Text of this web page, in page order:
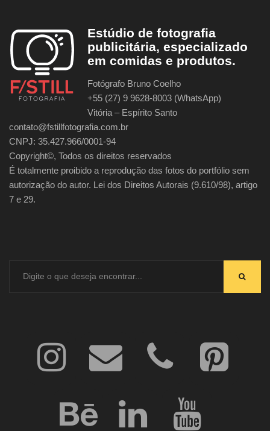
Estúdio de fotografia
publicitária, especializado
em comidas e produtos.
Fotógrafo Bruno Coelho
+55 (27) 9 9628-8003 (WhatsApp)
Vitória – Espírito Santo
contato@fstillfotografia.com.br
CNPJ: 35.427.966/0001-94
Copyright©, Todos os direitos reservados
É totalmente proibido a reprodução das fotos do portfólio sem
autorização do autor. Lei dos Direitos Autorais (9.610/98), artigo
7 e 29.